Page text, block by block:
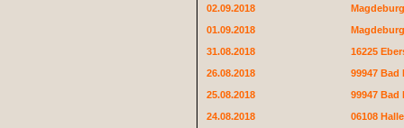
02.09.2018
Magdeburg
01.09.2018
Magdeburg
31.08.2018
16225
26.08.2018
99947 Bad
25.08.2018
99947 Bad
24.08.2018
06108 Halle